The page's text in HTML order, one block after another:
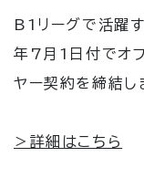
B1 リーグで活躍す
年 7 月 1 日付でオ
ヤー契約を締結し
＞詳細はこちら